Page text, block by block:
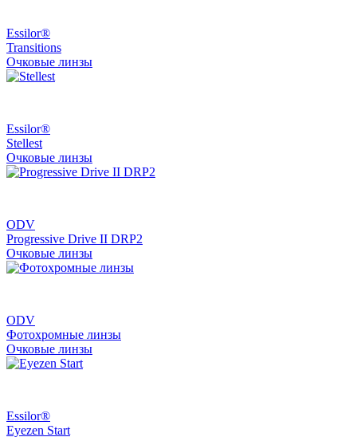
Essilor®
Transitions
Очковые линзы
Essilor®
Stellest
Очковые линзы
ODV
Progressive Drive II DRP2
Очковые линзы
ODV
Фотохромные линзы
Очковые линзы
Essilor®
Eyezen Start